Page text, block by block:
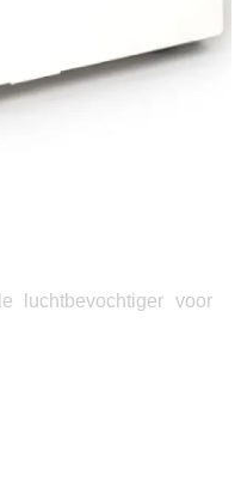
luchtbevochtiger voor